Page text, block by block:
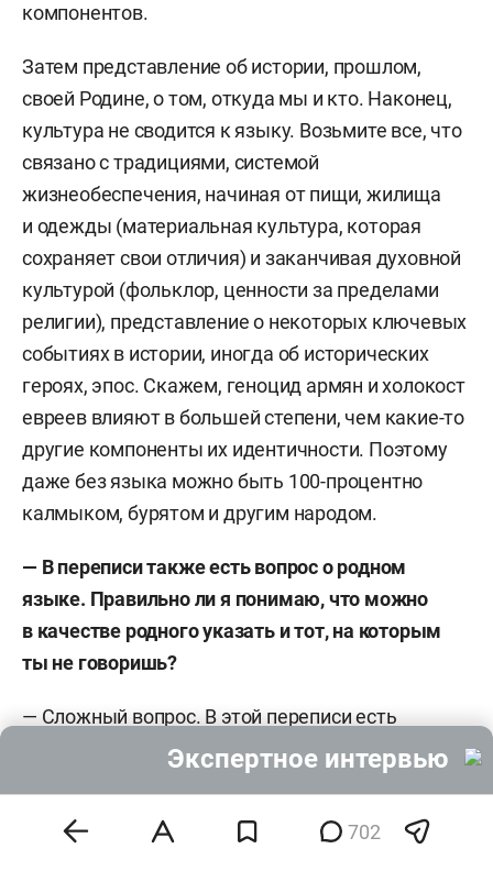
компонентов.
Затем представление об истории, прошлом,
своей Родине, о том, откуда мы и кто. Наконец,
культура не сводится к языку. Возьмите все, что
связано с традициями, системой
жизнеобеспечения, начиная от пищи, жилища
и одежды (материальная культура, которая
сохраняет свои отличия) и заканчивая духовной
культурой (фольклор, ценности за пределами
религии), представление о некоторых ключевых
событиях в истории, иногда об исторических
героях, эпос. Скажем, геноцид армян и холокост
евреев влияют в большей степени, чем какие-то
другие компоненты их идентичности. Поэтому
даже без языка можно быть 100-процентно
калмыком, бурятом и другим народом.
— В переписи также есть вопрос о родном
языке. Правильно ли я понимаю, что можно
в качестве родного указать и тот, на которым
ты не говоришь?
— Сложный вопрос. В этой переписи есть
новация в формулировке языковых вопросов.
Спрашивают, знаете ли вы русский, какие еще
вопрос о том, какой используете в жизни. Это
702
Экспертное интервью